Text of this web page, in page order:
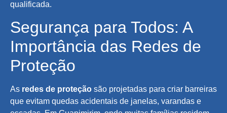
qualificada.
Segurança para Todos: A
Importância das Redes de
Proteção
As redes de proteção são projetadas para criar barreiras
que evitam quedas acidentais de janelas, varandas e